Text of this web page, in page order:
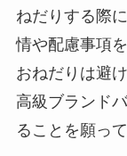
ねだりする際
情や配慮事項
おねだりは避
高級ブランド
ることを願って